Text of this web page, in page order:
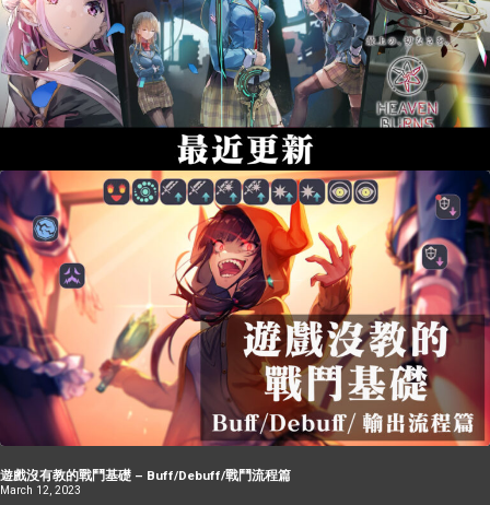
遊戲沒有教的戰鬥基礎 – Buff/Debuff/戰鬥流程篇
March 12, 2023